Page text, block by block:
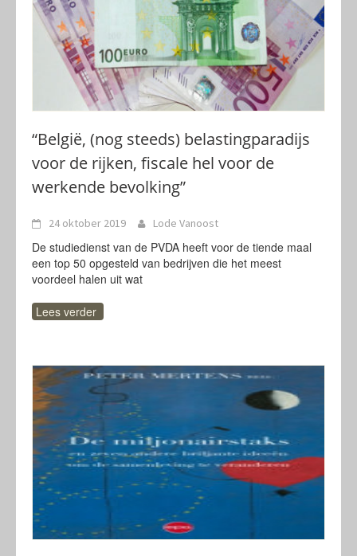
“België, (nog steeds) belastingparadijs
voor de rijken, fiscale hel voor de
werkende bevolking”
24 oktober 2019 Lode Vanoost
De studiedienst van de PVDA heeft voor de tiende maal
een top 50 opgesteld van bedrijven die het meest
voordeel halen uit wat
Lees verder